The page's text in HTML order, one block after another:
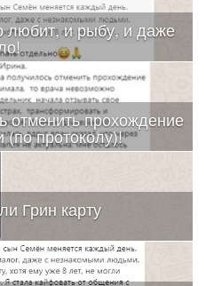
любит, и рыбу, и даже
отменить прохождение
(по протоколу)!
Грин карту